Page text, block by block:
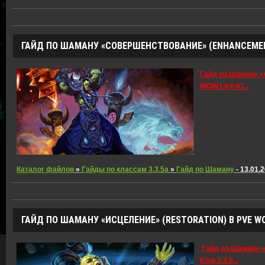
ГАЙД ПО ШАМАНУ «СОВЕРШЕНСТВОВАНИЕ»
Гайд по Шаману
WOW Lich Ki...
Каталог файлов » Гайды по классам 3.3.5a » Гайд по Шаману -
ГАЙД ПО ШАМАНУ «ИСЦЕЛЕНИЕ» (RESTORATION) В PVE
Гайд по Шаману
King 3.3.5...